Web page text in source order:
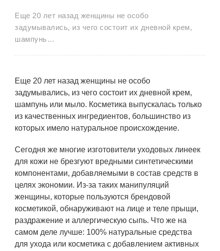
Еще 20 лет назад женщины не особо
задумывались, из чего состоит их дневной крем,
шампунь…
Еще 20 лет назад женщины не особо
задумывались, из чего состоит их дневной крем,
шампунь или мыло. Косметика выпускалась только
из качественных ингредиентов, большинство из
которых имело натуральное происхождение.
Сегодня же многие изготовители уходовых линеек
для кожи не брезгуют вредными синтетическими
компонентами, добавляемыми в состав средств в
целях экономии. Из-за таких манипуляций
женщины, которые пользуются брендовой
косметикой, обнаруживают на лице и теле прыщи,
раздражение и аллергическую сыпь. Что же на
самом деле лучше: 100% натуральные средства
для ухода или косметика с добавлением активных